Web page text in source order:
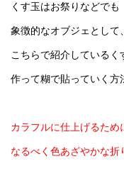
くす玉はお祭りなどでも
象徴的なオブジェとして
こちらで紹介している
作って糊で貼っていく方
カラフルに仕上げるため
なるべく色あざやかな折